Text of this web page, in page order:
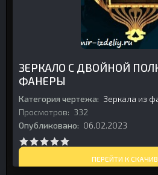
ЗЕРКАЛО С ДВОЙНОЙ
ФАНЕРЫ
Категория чертежа: Зеркала из
Просмотров: 332
Опубликовано: 06.02.2023
ПЕРЕЙТИ К